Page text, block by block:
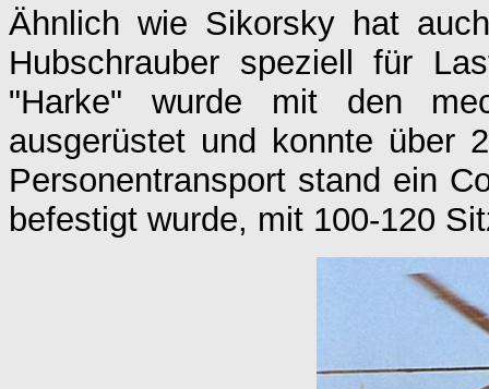
Ähnlich wie Sikorsky hat
Hubschrauber speziell für
"Harke" wurde mit den
ausgerüstet und konnte über
Personentransport stand ein
befestigt wurde, mit 100-120